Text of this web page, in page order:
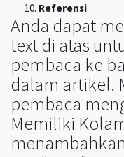
Referensi
Anda dapat
text di atas
pembaca ke
dalam artikel.
pembaca
Memiliki